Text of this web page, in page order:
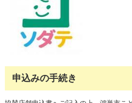
申込みの手続き